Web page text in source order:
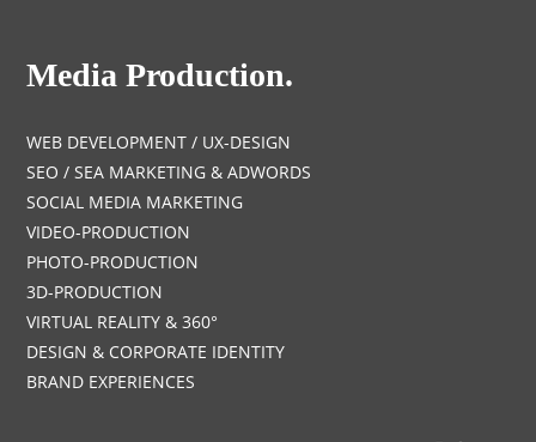
Media Production.
WEB DEVELOPMENT / UX-DESIGN
SEO / SEA MARKETING & ADWORDS
SOCIAL MEDIA MARKETING
VIDEO-PRODUCTION
PHOTO-PRODUCTION
3D-PRODUCTION
VIRTUAL REALITY & 360°
DESIGN & CORPORATE IDENTITY
BRAND EXPERIENCES